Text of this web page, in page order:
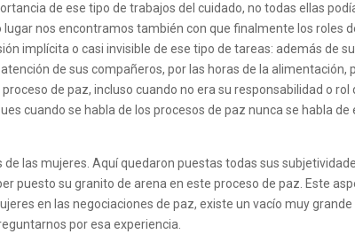
de ese tipo de trabajos del cuidado, no todas ellas
nos encontramos también con que finalmente los roles
implícita o casi invisible de ese tipo de tareas: además de
de sus compañeros, por las horas de la alimentación,
de paz, incluso cuando no era su responsabilidad o rol
cuando se habla de los procesos de paz nunca se habla de
las mujeres. Aquí quedaron puestas todas sus
puesto su granito de arena en este proceso de paz. Este
en las negociaciones de paz, existe un vacío muy grande
por esa experiencia.